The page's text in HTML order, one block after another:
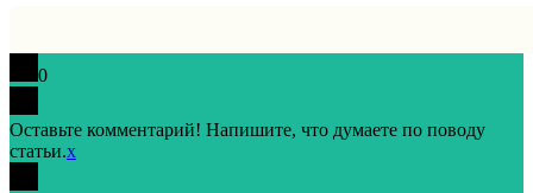
0
Оставьте комментарий! Напишите, что думаете по поводу
статьи.x